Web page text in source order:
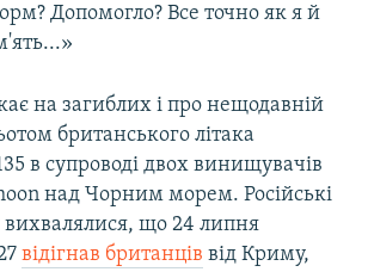
Допомогло? Все точно як я й
на загиблих і про нещодавній
британського літака
в супроводі двох винищувачів
над Чорним морем. Російські
вихвалялися, що 24 липня
відігнав британців від Криму,